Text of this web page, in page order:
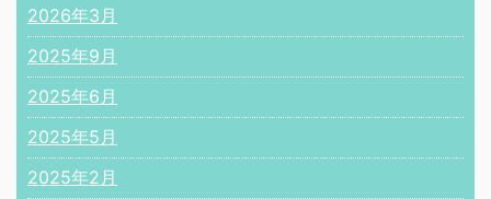
2026年3月
2025年9月
2025年6月
2025年5月
2025年2月